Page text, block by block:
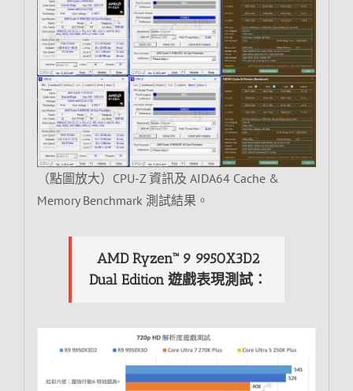
（點圖放大）CPU-Z 資訊及 AIDA64 Cache &
Memory Benchmark 測試結果。
AMD Ryzen™ 9 9950X3D2
Dual Edition 遊戲表現測試：